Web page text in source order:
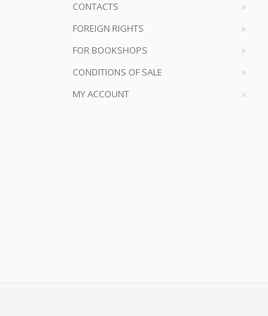
CONTACTS
FOREIGN RIGHTS
FOR BOOKSHOPS
CONDITIONS OF SALE
MY ACCOUNT